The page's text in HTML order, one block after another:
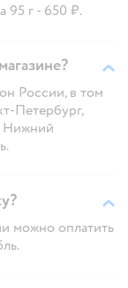
95 г - 650 ₽.
России, в том
Петербург,
Нижний
можно оплатить